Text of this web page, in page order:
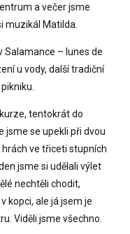
a večer jsme
muzikál Matilda.
Salamance – lunes de
u vody, další tradiční
tentokrát do
jsme se upekli při dvou
ve třiceti stupních
jsme si udělali výlet
nechtěli chodit,
kopci, ale já jsem je
Viděli jsme všechno.